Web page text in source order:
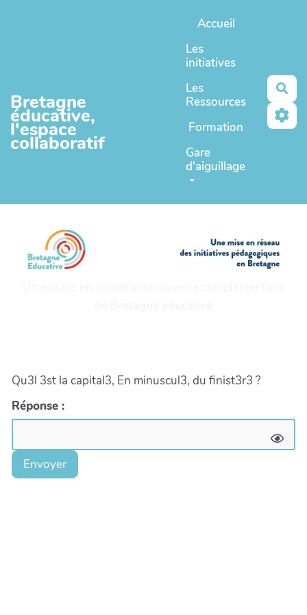
Bretagne
éducative,
l'espace
collaboratif
Accueil
Les
initiatives
Les
Ressources
Formation
Gare
d'aiguillage
Qu3l 3st la capital3, En minuscul3, du finist3r3 ?
Réponse :
Envoyer